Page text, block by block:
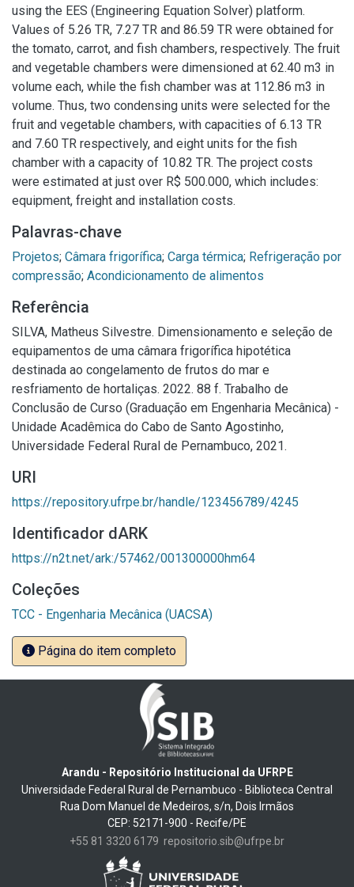
using the EES (Engineering Equation Solver) platform.
Values of 5.26 TR, 7.27 TR and 86.59 TR were obtained for
the tomato, carrot, and fish chambers, respectively. The fruit
and vegetable chambers were dimensioned at 62.40 m3 in
volume each, while the fish chamber was at 112.86 m3 in
volume. Thus, two condensing units were selected for the
fruit and vegetable chambers, with capacities of 6.13 TR
and 7.60 TR respectively, and eight units for the fish
chamber with a capacity of 10.82 TR. The project costs
were estimated at just over R$ 500.000, which includes:
equipment, freight and installation costs.
Palavras-chave
Projetos; Câmara frigorífica; Carga térmica; Refrigeração por
compressão; Acondicionamento de alimentos
Referência
SILVA, Matheus Silvestre. Dimensionamento e seleção de
equipamentos de uma câmara frigorífica hipotética
destinada ao congelamento de frutos do mar e
resfriamento de hortaliças. 2022. 88 f. Trabalho de
Conclusão de Curso (Graduação em Engenharia Mecânica) -
Unidade Acadêmica do Cabo de Santo Agostinho,
Universidade Federal Rural de Pernambuco, 2021.
URI
https://repository.ufrpe.br/handle/123456789/4245
Identificador dARK
https://n2t.net/ark:/57462/001300000hm64
Coleções
TCC - Engenharia Mecânica (UACSA)
Página do item completo
Arandu - Repositório Institucional da UFRPE
Universidade Federal Rural de Pernambuco - Biblioteca Central
Rua Dom Manuel de Medeiros, s/n, Dois Irmãos
CEP: 52171-900 - Recife/PE
+55 81 3320 6179 repositorio.sib@ufrpe.br